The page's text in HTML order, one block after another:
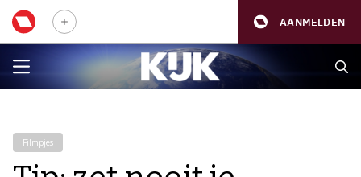
AANMELDEN
Filmpjes